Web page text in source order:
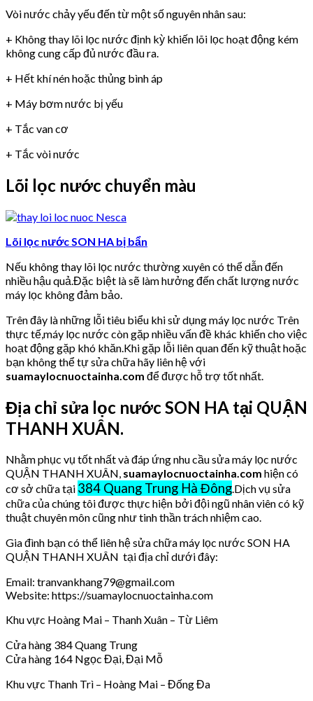
Vòi nước chảy yếu đến từ một số nguyên nhân sau:
+ Không thay lõi lọc nước định kỳ khiến lõi lọc hoạt động kém
không cung cấp đủ nước đầu ra.
+ Hết khí nén hoặc thủng bình áp
+ Máy bơm nước bị yếu
+ Tắc van cơ
+ Tắc vòi nước
Lõi lọc nước chuyển màu
Lõi lọc nước SON HA bị bẩn
Nếu không thay lõi lọc nước thường xuyên có thể dẫn đến
nhiều hậu quả.Đặc biệt là sẽ làm hưởng đến chất lượng nước
máy lọc không đảm bảo.
Trên đây là những lỗi tiêu biểu khi sử dụng máy lọc nước Trên
thực tế,máy lọc nước còn gặp nhiều vấn đề khác khiến cho việc
hoạt động gặp khó khăn.Khi gặp lỗi liên quan đến kỹ thuật hoặc
bạn không thể tự sửa chữa hãy liên hệ với
suamaylocnuoctainha.com để được hỗ trợ tốt nhất.
Địa chỉ sửa lọc nước SON HA tại QUẬN
THANH XUÂN.
Nhằm phục vụ tốt nhất và đáp ứng nhu cầu sửa máy lọc nước
QUẬN THANH XUÂN, suamaylocnuoctainha.com hiện có
cơ sở chữa tại 384 Quang Trung Hà Đông .Dịch vụ sửa
chữa của chúng tôi được thực hiện bởi đội ngũ nhân viên có kỹ
thuật chuyên môn cũng như tinh thần trách nhiệm cao.
Gia đình bạn có thể liên hệ sửa chữa máy lọc nước SON HA
QUẬN THANH XUÂN tại địa chỉ dưới đây:
Email: tranvankhang79@gmail.com
Website: https://suamaylocnuoctainha.com
Khu vực Hoàng Mai – Thanh Xuân – Từ Liêm
Cửa hàng 384 Quang Trung
Cửa hàng 164 Ngọc Đại, Đại Mỗ
Khu vực Thanh Trì – Hoàng Mai – Đống Đa